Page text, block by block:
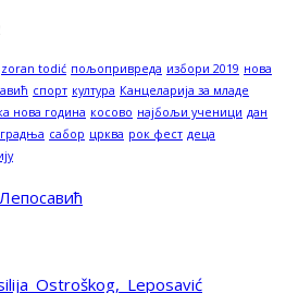
zoran todić пољопривреда избори 2019 нова
спорт култура Канцеларија за младе
нова година косово најбољи ученици дан
сабор црква рок фест деца